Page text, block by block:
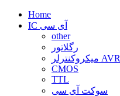
Home
IC آی سی
other
رگلاتور
میکروکنترلر AVR
CMOS
TTL
سوکت آی سی